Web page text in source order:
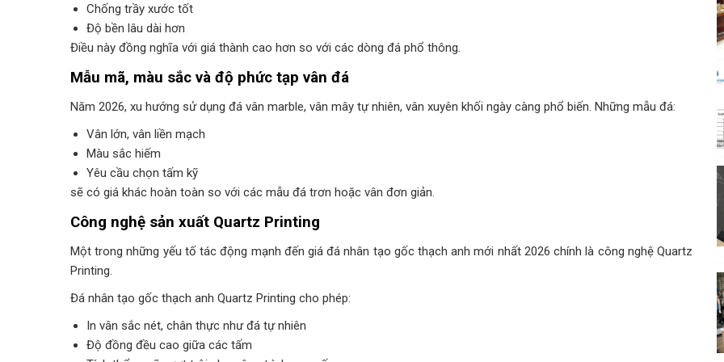
Chống trầy xước tốt
Độ bền lâu dài hơn
Điều này đồng nghĩa với giá thành cao hơn so với các dòng đá phổ thông.
Mẫu mã, màu sắc và độ phức tạp vân đá
Năm 2026, xu hướng sử dụng đá vân marble, vân mây tự nhiên, vân xuyên khối ngày càng phổ biến. Những mẫu đá:
Vân lớn, vân liền mạch
Màu sắc hiếm
Yêu cầu chọn tấm kỹ
sẽ có giá khác hoàn toàn so với các mẫu đá trơn hoặc vân đơn giản.
Công nghệ sản xuất Quartz Printing
Một trong những yếu tố tác động mạnh đến giá đá nhân tạo gốc thạch anh mới nhất 2026 chính là công nghệ Quartz
Printing.
Đá nhân tạo gốc thạch anh Quartz Printing cho phép:
In vân sắc nét, chân thực như đá tự nhiên
Độ đồng đều cao giữa các tấm